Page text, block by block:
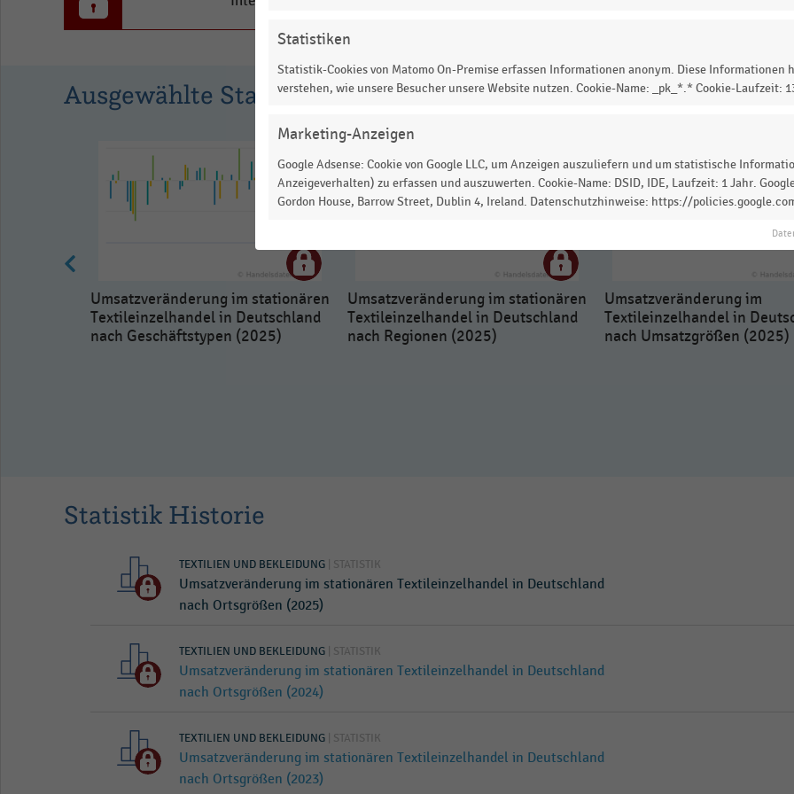
0.5747.
table.
Ausgewählte Statistiken
Umsatzveränderung im stationären
Textileinzelhandel in Deutschland
nach Geschäftstypen (2025)
Umsatzveränderung im stationären
Textileinzelhandel in Deutschland
nach Regionen (2025)
Umsatzveränderung im
Textileinzelhandel in
nach Umsatzgrößen (2025)
Statistik Historie
TEXTILIEN UND BEKLEIDUNG | STATISTIK
Umsatzveränderung im stationären Textileinzelhandel in Deutschland
nach Ortsgrößen (2025)
TEXTILIEN UND BEKLEIDUNG | STATISTIK
Umsatzveränderung im stationären Textileinzelhandel in Deutschland
nach Ortsgrößen (2024)
TEXTILIEN UND BEKLEIDUNG | STATISTIK
Umsatzveränderung im stationären Textileinzelhandel in Deutschland
nach Ortsgrößen (2023)
Statistiken
Statistik-Cookies von Matomo On-Premise erfassen Informationen anonym. Diese Informationen
verstehen, wie unsere Besucher unsere Website nutzen. Cookie-Name: _pk_*.* Cookie-Laufzeit:
Marketing-Anzeigen
Google Adsense: Cookie von Google LLC, um Anzeigen auszuliefern und um statistische
Anzeigeverhalten) zu erfassen und auszuwerten. Cookie-Name: DSID, IDE, Laufzeit: 1 Jahr.
Gordon House, Barrow Street, Dublin 4, Ireland. Datenschutzhinweise: https://